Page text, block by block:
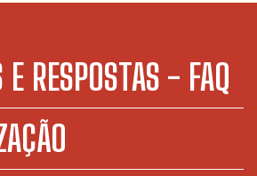
E RESPOSTAS - FAQ